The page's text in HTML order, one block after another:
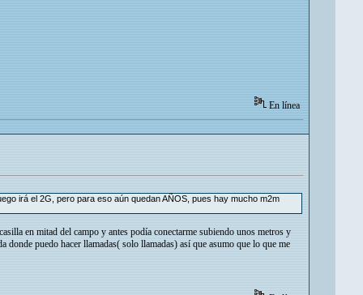
En línea
irá el 2G, pero para eso aún quedan AÑOS, pues hay mucho m2m
en mitad del campo y antes podía conectarme subiendo unos metros y
puedo hacer llamadas( solo llamadas) así que asumo que lo que me